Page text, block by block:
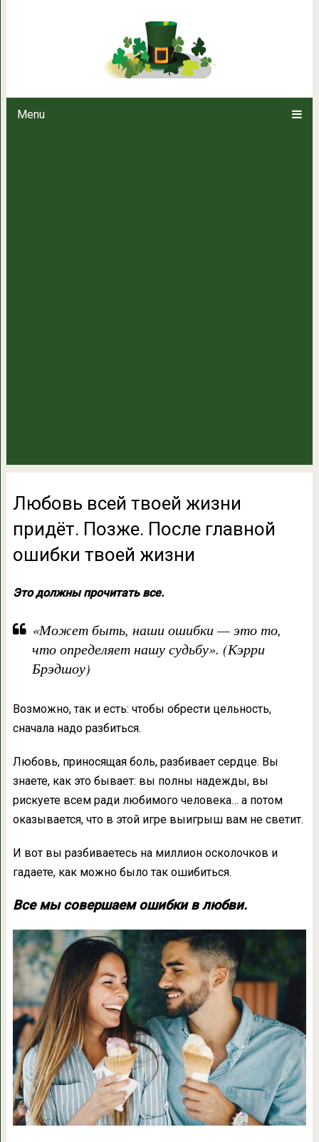
Menu
Любовь всей твоей жизни
Любовь всей твоей жизни
придёт. Позже. После главной
ошибки твоей жизни
Это должны прочитать все.
«Может быть, наши ошибки — это то,
что определяет нашу судьбу». (Кэрри
Брэдшоу)
Возможно, так и есть: чтобы обрести цельность,
сначала надо разбиться.
Любовь, приносящая боль, разбивает сердце. Вы
знаете, как это бывает: вы полны надежды, вы
рискуете всем ради любимого человека… а потом
оказывается, что в этой игре выигрыш вам не светит.
И вот вы разбиваетесь на миллион осколочков и
гадаете, как можно было так ошибиться.
Все мы совершаем ошибки в любви.